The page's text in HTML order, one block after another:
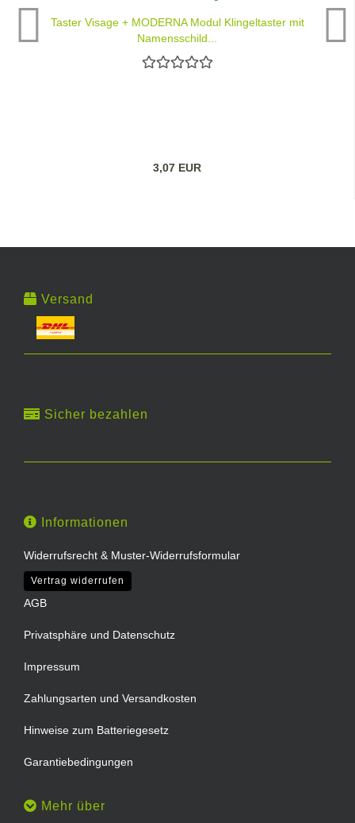
Taster Visage + MODERNA Modul Klingeltaster mit
Namensschild...
3,07 EUR
Versand
Sicher bezahlen
Informationen
Widerrufsrecht & Muster-Widerrufsformular
Vertrag widerrufen
AGB
Privatsphäre und Datenschutz
Impressum
Zahlungsarten und Versandkosten
Hinweise zum Batteriegesetz
Garantiebedingungen
Mehr über